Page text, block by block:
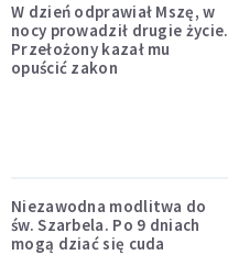
W dzień odprawiał Mszę, w
nocy prowadził drugie życie.
Przełożony kazał mu
opuścić zakon
Niezawodna modlitwa do
św. Szarbela. Po 9 dniach
mogą dziać się cuda